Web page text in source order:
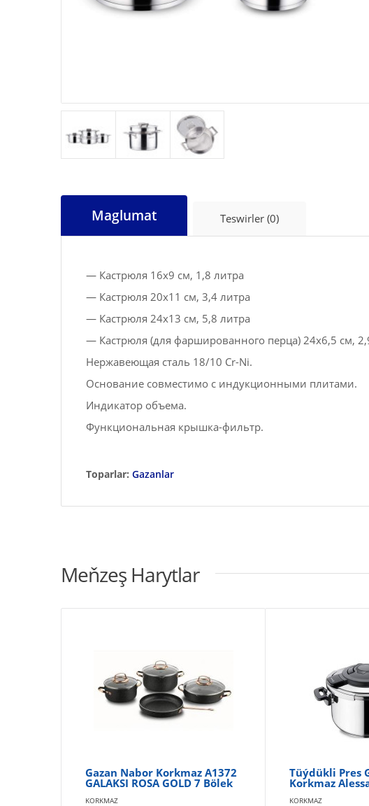
Maglumat Teswirler (0)
— Кастрюля 16х9 см, 1,8 литра
— Кастрюля 20х11 см, 3,4 литра
— Кастрюля 24х13 см, 5,8 литра
— Кастрюля (для фаршированного перца) 24х6,5 см,
Нержавеющая сталь 18/10 Cr-Ni.
Основание совместимо с индукционными плитами.
Индикатор объема.
Функциональная крышка-фильтр.
Toparlar: Gazanlar
Meňzeş Harytlar
Gazan Nabor Korkmaz A1372
GALAKSI ROSA GOLD 7 Bölek
KORKMAZ
Tüýdükli Pres
Korkmaz
KORKMAZ